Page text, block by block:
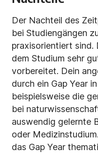
Der Nachteil des
bei Studiengängen
praxisorientiert sind.
dem Studium sehr
vorbereitet. Dein
durch ein Gap Year
beispielsweise die
bei
auswendig gelernte
oder
das Gap Year